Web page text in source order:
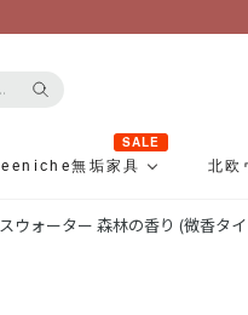
無垢家具
SALE
北欧
ウォーター 森林の香り (微香タ